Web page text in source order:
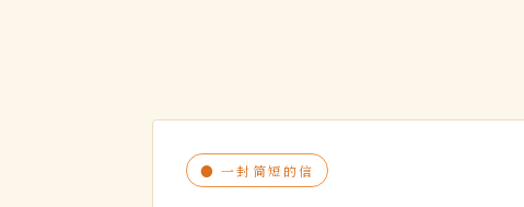
● 一封简短的信